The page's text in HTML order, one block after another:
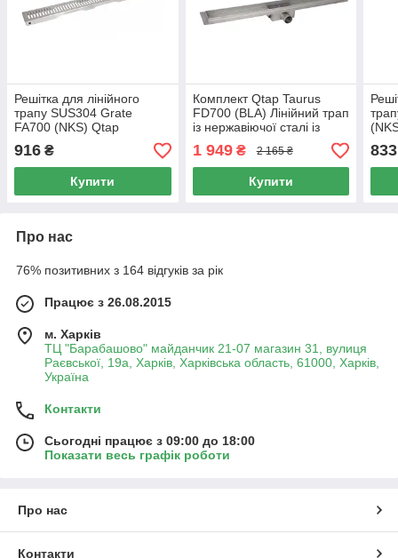
Решітка для лінійного
трапу SUS304 Grate
FA700 (NKS) Qtap
916 ₴
Купити
Комплект Qtap Taurus
FD700 (BLA) Лінійний трап
із нержавіючої сталі із
сухим затвором 700 мм
1 949₴ 2 165 ₴
Купити
833
Про нас
76% позитивних з 164 відгуків за рік
Працює з 26.08.2015
м. Харків
ТЦ "Барабашово" майданчик 21-07 магазин 31, вулиця
Раєвської, 19а, Харків, Харківська область, 61000, Харків,
Україна
Контакти
Сьогодні працює з 09:00 до 18:00
Показати весь графік роботи
Про нас
Контакти